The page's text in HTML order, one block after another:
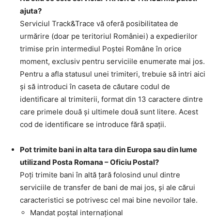
ajuta?
Serviciul Track&Trace vă oferă posibilitatea de
urmărire (doar pe teritoriul României) a expedierilor
trimise prin intermediul Poştei Române în orice
moment, exclusiv pentru serviciile enumerate mai jos.
Pentru a afla statusul unei trimiteri, trebuie să intri aici
şi să introduci în caseta de căutare codul de
identificare al trimiterii, format din 13 caractere dintre
care primele două şi ultimele două sunt litere. Acest
cod de identificare se introduce fără spaţii.
Pot trimite bani in alta tara din Europa sau din lume
utilizand Posta Romana – Oficiu Postal?
Poţi trimite bani în altă ţară folosind unul dintre
serviciile de transfer de bani de mai jos, şi ale cărui
caracteristici se potrivesc cel mai bine nevoilor tale.
Mandat poştal internaţional